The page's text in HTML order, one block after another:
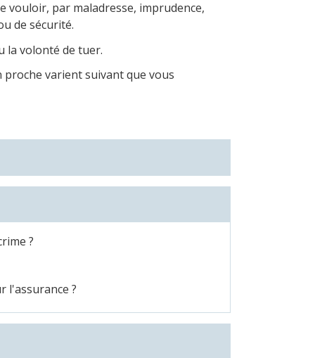
vouloir, par maladresse, imprudence,
de sécurité.
la volonté de tuer.
proche varient suivant que vous
?
l'assurance ?